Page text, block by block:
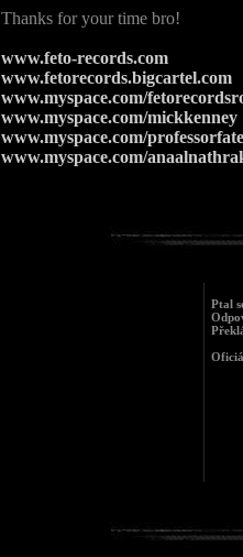
Thanks for your time bro!
www.feto-records.com
www.fetorecords.bigcartel.com
www.myspace.com/
www.myspace.com/mickkenney
www.myspace.com/
www.myspace.com/
Ptal